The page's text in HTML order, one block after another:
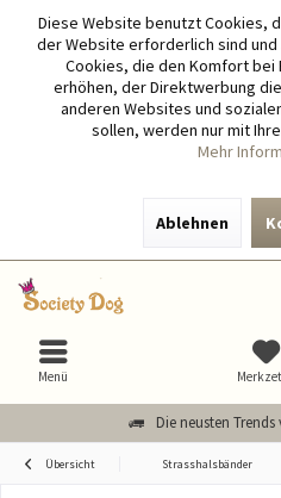
Diese Website benutzt Cookies,
der Website erforderlich sind
Cookies, die den Komfort
erhöhen, der Direktwerbung
anderen Websites und
sollen, werden nur mit
Mehr
Ablehnen
Die neusten
Menü
Übersicht Strasshalsbänder